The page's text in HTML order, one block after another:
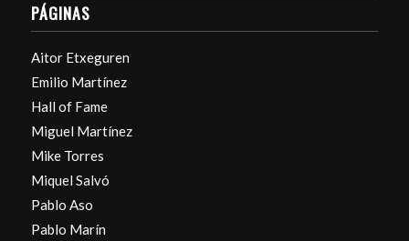
PÁGINAS
Aitor Etxeguren
Emilio Martínez
Hall of Fame
Miguel Martínez
Mike Torres
Miquel Salvó
Pablo Aso
Pablo Marín